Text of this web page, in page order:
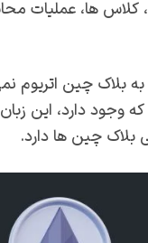
بلاک چین اتریوم
که وجود دارد، این
چین ها دارد.